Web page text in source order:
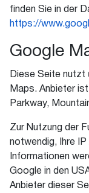
finden Sie in der
https://
Google
Diese Seite nutzt
Maps. Anbieter
Parkway,
Zur Nutzung der
notwendig, Ihre
Informationen
Google in den
Anbieter dieser